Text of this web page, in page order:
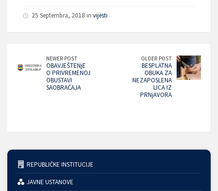
25 Septembra, 2018 in vijesti
NEWER POST
OBAVJEŠTENjE
O PRIVREMENOJ
OBUSTAVI
SAOBRAĆAJA
OLDER POST
BESPLATNA
OBUKA ZA
NEZAPOSLENA
LICA IZ
PRNjAVORA
REPUBLIČKE INSTITUCIJE
JAVNE USTANOVE